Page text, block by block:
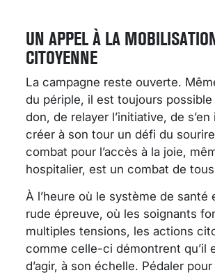
UN APPEL À LA
CITOYENNE
La campagne reste ouverte.
du périple, il est toujours possible
don, de relayer l’initiative, de
créer à son tour un défi du
combat pour l’accès à la joie,
hospitalier, est un combat de
À l’heure où le système de santé
rude épreuve, où les soignants
multiples tensions, les actions
comme celle-ci démontrent qu’il
d’agir, à son échelle. Pédaler